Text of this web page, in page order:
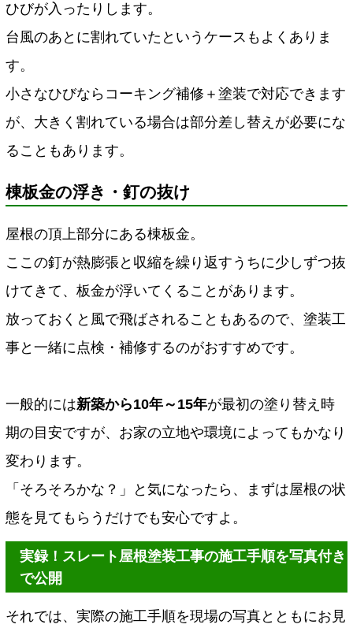
ひびが入ったりします。
台風のあとに割れていたというケースもよくありま
す。
小さなひびならコーキング補修＋塗装で対応できます
が、大きく割れている場合は部分差し替えが必要にな
ることもあります。
棟板金の浮き・釘の抜け
屋根の頂上部分にある棟板金。
ここの釘が熱膨張と収縮を繰り返すうちに少しずつ抜
けてきて、板金が浮いてくることがあります。
放っておくと風で飛ばされることもあるので、塗装工
事と一緒に点検・補修するのがおすすめです。
一般的には新築から10年～15年が最初の塗り替え時
期の目安ですが、お家の立地や環境によってもかなり
変わります。
「そろそろかな？」と気になったら、まずは屋根の状
態を見てもらうだけでも安心ですよ。
実録！スレート屋根塗装工事の施工手順を写真付き
で公開
それでは、実際の施工手順を現場の写真とともにお見